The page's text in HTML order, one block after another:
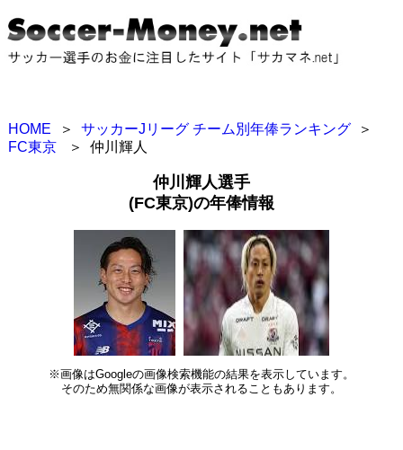
HOME ＞ サッカーJリーグ チーム別年俸ランキング
＞
FC東京
＞ 仲川輝人
仲川輝人選手
(FC東京)の年俸情報
※画像はGoogleの画像検索機能の結果を表示しています。
そのため無関係な画像が表示されることもあります。